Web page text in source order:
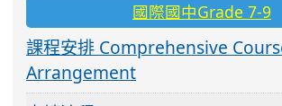
國際國中Grade 7-9
課程安排 Comprehensive
Arrangement